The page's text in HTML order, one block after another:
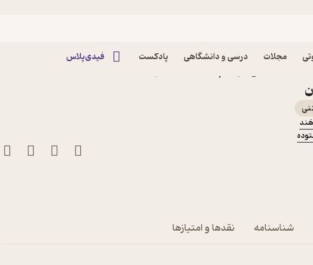
مجلات درسی و دانشگاهی پادکست فیدی‌پلاس
شناسنامه نقدها و امتیازها